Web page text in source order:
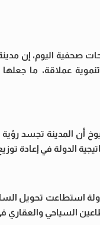
صحفية اليوم، إن
عملاقة، ما
المدينة تجسد رؤية
الدولة في إعادة
استطاعت تحويل
السياحي والعقاري في